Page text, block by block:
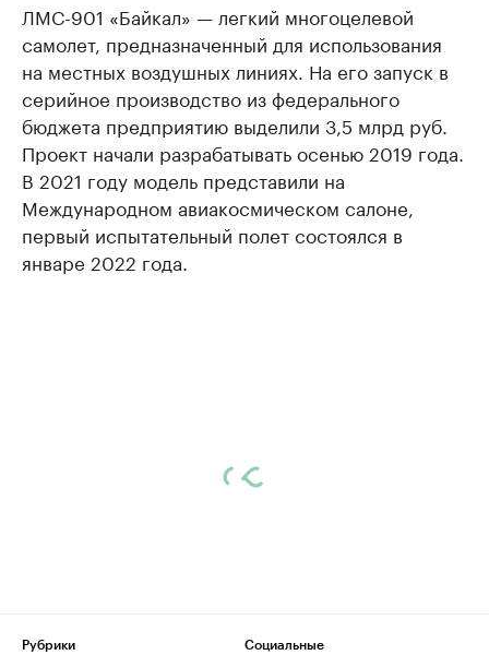
ЛМС-901 «Байкал» — легкий многоцелевой
самолет, предназначенный для использования
на местных воздушных линиях. На его запуск в
серийное производство из федерального
бюджета предприятию выделили 3,5 млрд руб.
Проект начали разрабатывать осенью 2019 года.
В 2021 году модель представили на
Международном авиакосмическом салоне,
первый испытательный полет состоялся в
январе 2022 года.
Рубрики
Социальные